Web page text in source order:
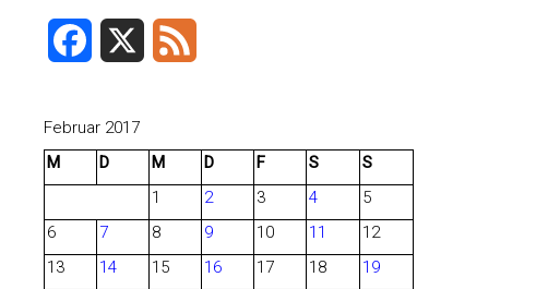
c
e
o
d
Februar 2017
M
D M D F S
S
1
2 3 4
5
6
7 8 9 10 11
12
13
14 15 16 17 18
19